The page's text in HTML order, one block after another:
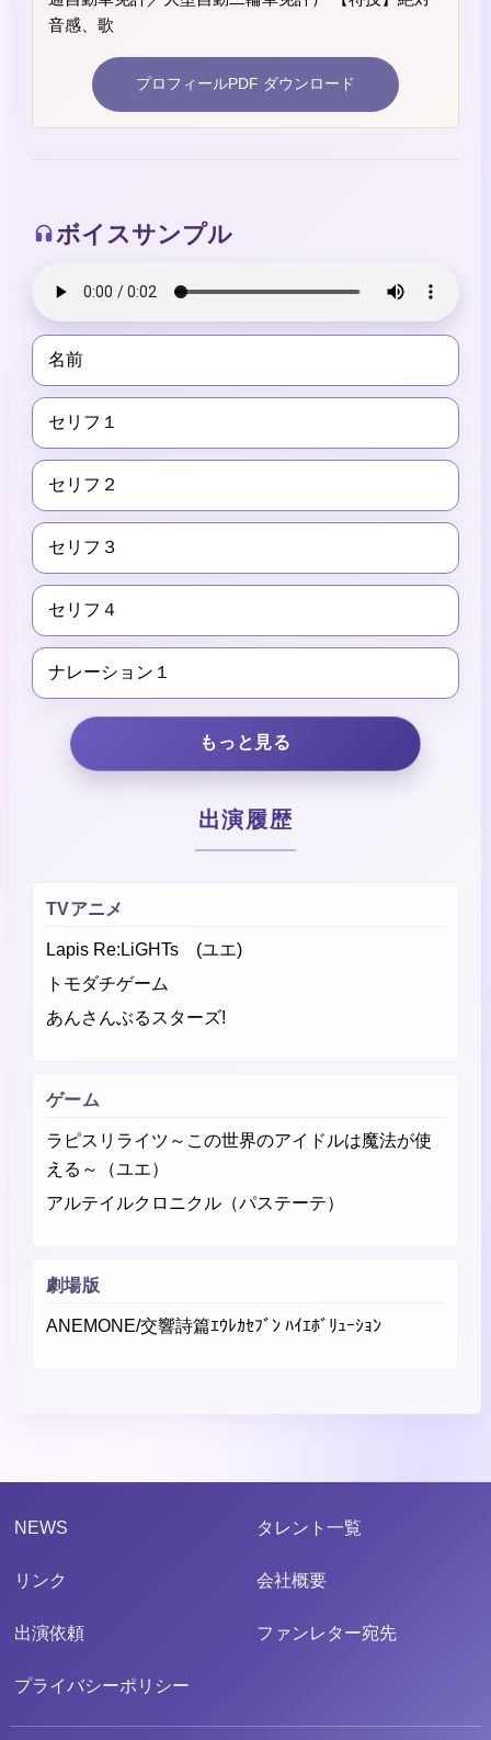
音感、歌
プロフィールPDF ダウンロード
ボイスサンプル
名前
セリフ１
セリフ２
セリフ３
セリフ４
ナレーション１
もっと見る
出演履歴
TVアニメ
Lapis Re:LiGHTs (ユエ)
トモダチゲーム
あんさんぶるスターズ!
ゲーム
ラピスリライツ～この世界のアイドルは魔法が使
える～（ユエ）
アルテイルクロニクル（パステーテ）
劇場版
ANEMONE/交響詩篇ｴｳﾚｶｾﾌﾞﾝ ﾊｲｴﾎﾞﾘｭｰｼｮﾝ
NEWS タレント一覧
リンク 会社概要
出演依頼 ファンレター宛先
プライバシーポリシー